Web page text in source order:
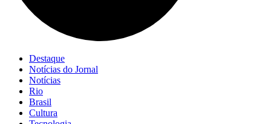
Destaque
Notícias do Jornal
Notícias
Rio
Brasil
Cultura